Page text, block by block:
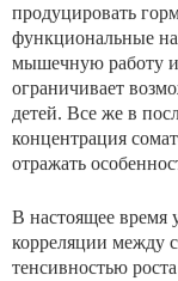
продуцировать
функциональные
мышечную работу и
ограничивает
детей. Все же в
концентрация
отражать
В настоящее время
корреляции между
тенсивностью